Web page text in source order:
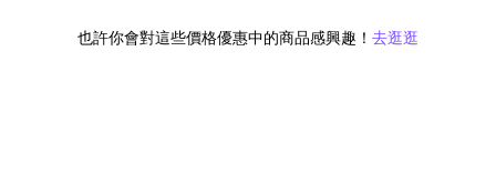
也許你會對這些價格優惠中的商品感興趣！ 去逛逛